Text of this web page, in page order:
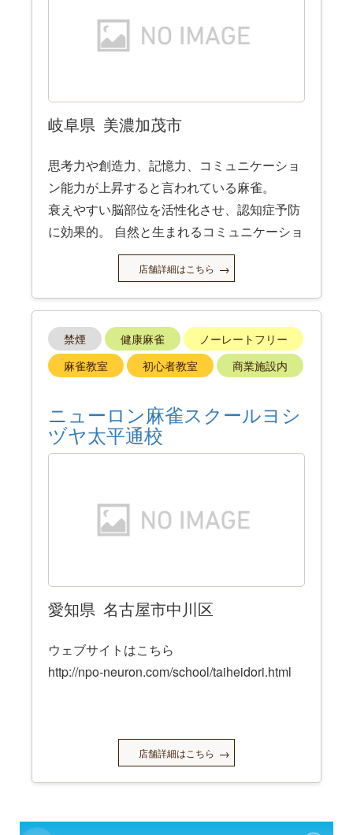
岐阜県 美濃加茂市
思考力や創造力、記憶力、コミュニケーショ
ン能力が上昇すると言われている麻雀。
衰えやすい脳部位を活性化させ、認知症予防
に効果的。 自然と生まれるコミュニケーショ
ンの場として、生活への活力や友達作り、健
康効果にもつながるなど、メリットが多いゲ
ームです。
店舗詳細はこちら
禁煙 健康麻雀
ノーレートフリー
麻雀教室
初心者教室 商業施設内
ニューロン麻雀スクールヨシ
ヅヤ太平通校
愛知県 名古屋市中川区
ウェブサイトはこちら
http://npo-neuron.com/school/taiheidori.html
店舗詳細はこちら